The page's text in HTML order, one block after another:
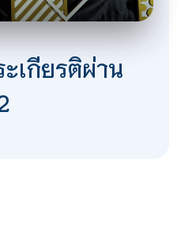
ะเกียรติผ่าน